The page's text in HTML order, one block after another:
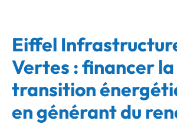
Eiffel
Vertes : financer la
transition
en générant du